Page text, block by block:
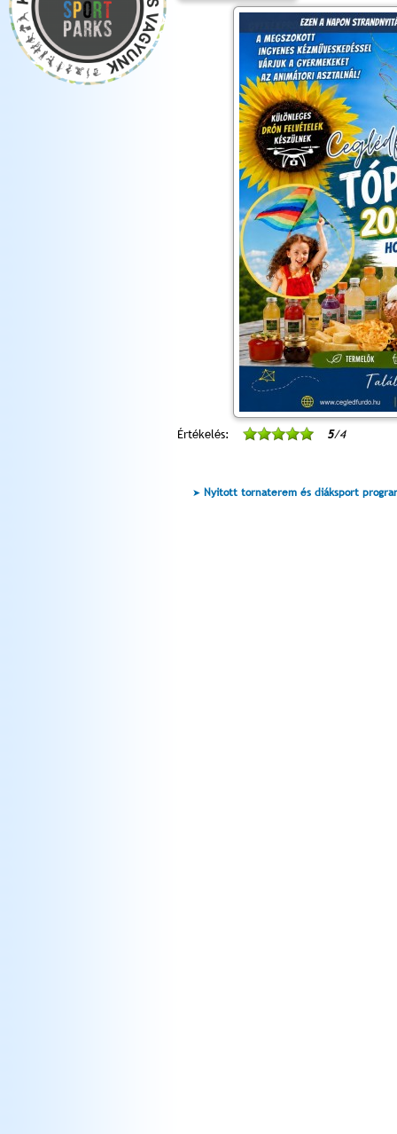
Értékelés: 5/4
Nyitott tornaterem és diáksport